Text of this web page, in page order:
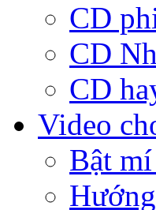
CD
CD
CD
Video
Bật